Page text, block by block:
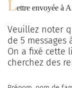
Lettre envoyée à
Veuillez noter
de 5 messages
On a fixé cette
cherchez des